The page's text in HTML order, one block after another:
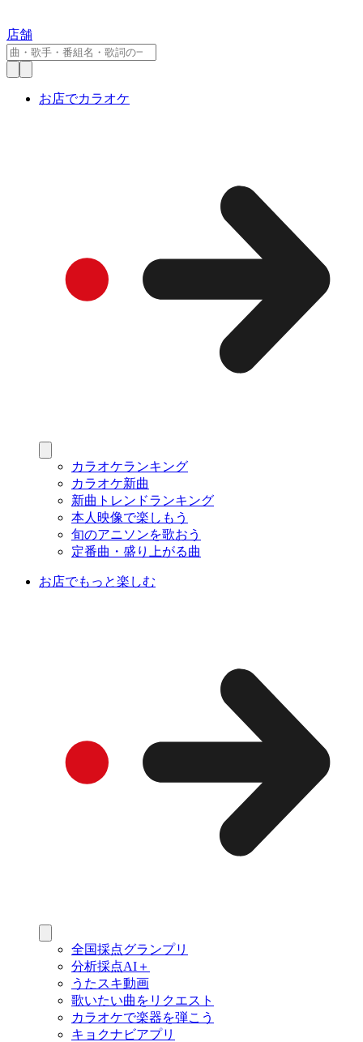
店舗
お店でカラオケ
カラオケランキング
カラオケ新曲
新曲トレンドランキング
本人映像で楽しもう
旬のアニソンを歌おう
定番曲・盛り上がる曲
お店でもっと楽しむ
全国採点グランプリ
分析採点AI＋
うたスキ動画
歌いたい曲をリクエスト
カラオケで楽器を弾こう
キョクナビアプリ